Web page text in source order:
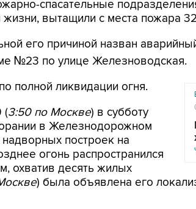
спасательные
жизни, вытащили с места пожара
его причиной назван
№23 по улице Железноводская.
полной ликвидации огня.
(3:50 по Москве) в субботу
в Железнодорожном
построек на
огонь распространился
охватив десять жилых
) была объявлена его